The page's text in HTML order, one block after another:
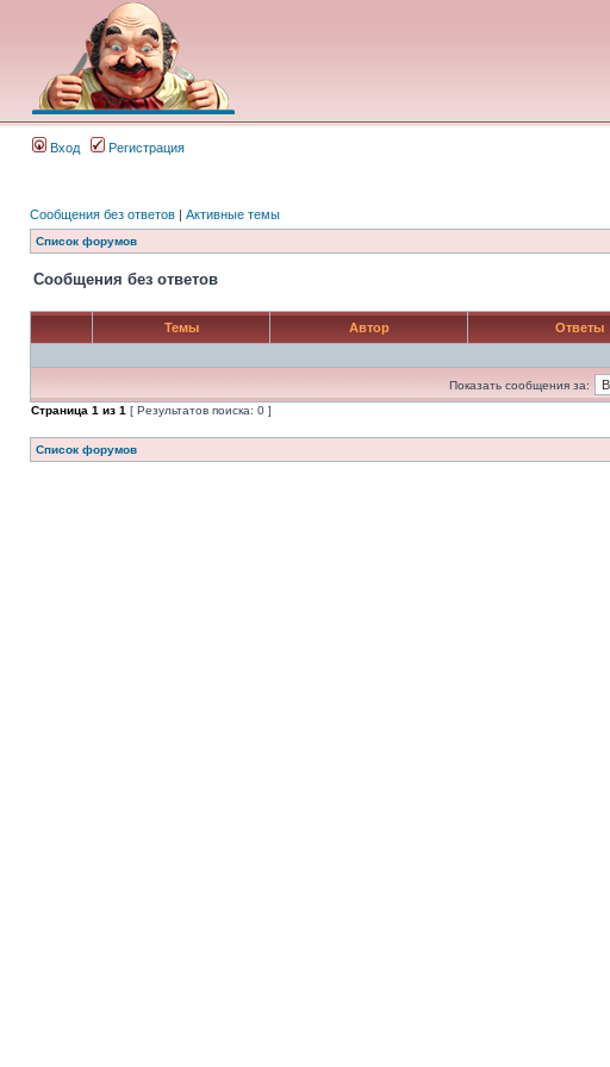
Вход Регистрация
Сообщения без ответов | Активные темы
Список форумов
Сообщения без ответов
Темы Автор Ответы
Показать сообщения за:
Страница 1 из 1 [ Результатов поиска: 0 ]
Список форумов